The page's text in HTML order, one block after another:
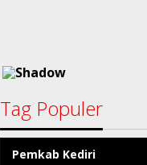
Tag Populer
Pemkab Kediri